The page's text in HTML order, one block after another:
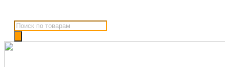
Поиск
товаров